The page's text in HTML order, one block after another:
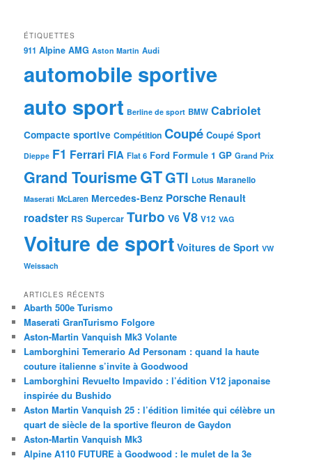
ÉTIQUETTES
911 Alpine AMG Aston Martin Audi
automobile sportive
auto sport Berline de sport BMW Cabriolet
Compacte sportive Compétition Coupé Coupé Sport
Dieppe F1 Ferrari FIA Flat 6 Ford Formule 1 GP Grand Prix
Grand TourismeGTGTI Lotus Maranello
Maserati McLaren Mercedes-Benz Porsche Renault
roadster RS Supercar Turbo V6 V8 V12 VAG
Voiture de sport Voitures de Sport VW
Weissach
ARTICLES RÉCENTS
Abarth 500e Turismo
Maserati GranTurismo Folgore
Aston-Martin Vanquish Mk3 Volante
Lamborghini Temerario Ad Personam : quand la haute
couture italienne s’invite à Goodwood
Lamborghini Revuelto Impavido : l’édition V12 japonaise
inspirée du Bushido
Aston Martin Vanquish 25 : l’édition limitée qui célèbre un
quart de siècle de la sportive fleuron de Gaydon
Aston-Martin Vanquish Mk3
Alpine A110 FUTURE à Goodwood : le mulet de la 3e